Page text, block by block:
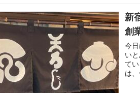
新
創
今
い
て
は